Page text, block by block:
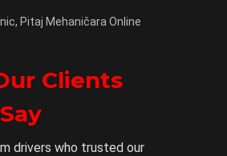
Pitaj Mehaničara Online
Clients
Say
drivers who trusted our